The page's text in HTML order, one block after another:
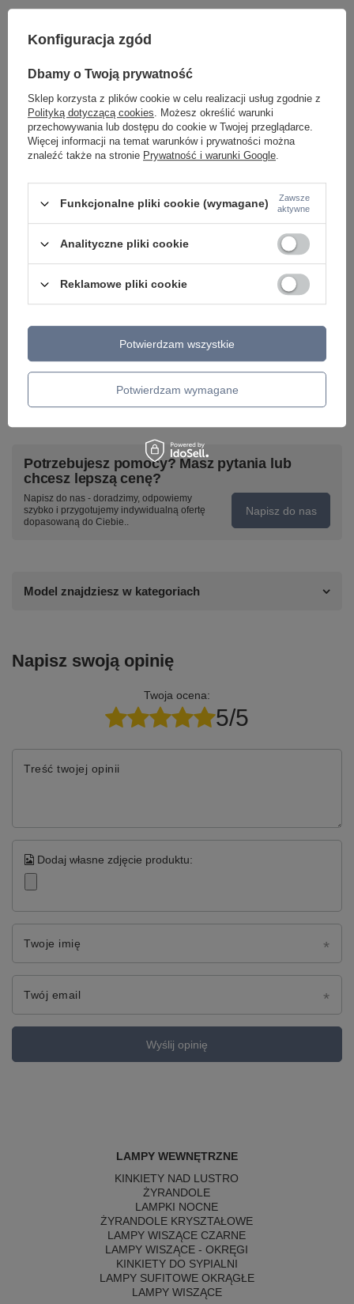
Oprawa ścienna zewnętrzna ROSVIK 25 IP54 6W
3000K BK AZZARDO AZ5847
179,00 zł / szt.
Plafon sufitowy
rurek LED ILIOS 12
AZZARDO AZ5755
1 299,00 zł
Potrzebujesz pomocy? Masz pytania lub
chcesz lepszą cenę?
Napisz do nas - doradzimy, odpowiemy
szybko i przygotujemy indywidualną ofertę
dopasowaną do Ciebie..
Napisz do nas
Model znajdziesz w kategoriach
Napisz swoją opinię
Twoja ocena:
5/5
Treść twojej opinii
Dodaj własne zdjęcie produktu:
Twoje imię
Twój email
Wyślij opinię
LAMPY WEWNĘTRZNE
KINKIETY NAD LUSTRO
ŻYRANDOLE
LAMPKI NOCNE
ŻYRANDOLE KRYSZTAŁOWE
LAMPY WISZĄCE CZARNE
LAMPY WISZĄCE - OKRĘGI
KINKIETY DO SYPIALNI
LAMPY SUFITOWE OKRĄGŁE
LAMPY WISZĄCE
Konfiguracja zgód
Dbamy o Twoją prywatność
Sklep korzysta z plików cookie w celu realizacji usług zgodnie z
Polityką dotyczącą cookies. Możesz określić warunki
przechowywania lub dostępu do cookie w Twojej przeglądarce.
Więcej informacji na temat warunków i prywatności można
znaleźć także na stronie Prywatność i warunki Google.
Funkcjonalne pliki cookie (wymagane)
Zawsze
aktywne
Analityczne pliki cookie
Reklamowe pliki cookie
Potwierdzam wymagane
Potwierdzam wszystkie